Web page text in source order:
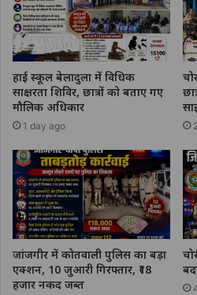
हाई स्कूल बेलादुला में विधिक
साक्षरता शिविर, छात्रों को बताए गए
मौलिक अधिकार
1 day ago
जांजगीर में कोतवाली पुलिस का बड़ा
एक्शन, 10 जुआरी गिरफ्तार, ₹18
हजार नकद जब्त